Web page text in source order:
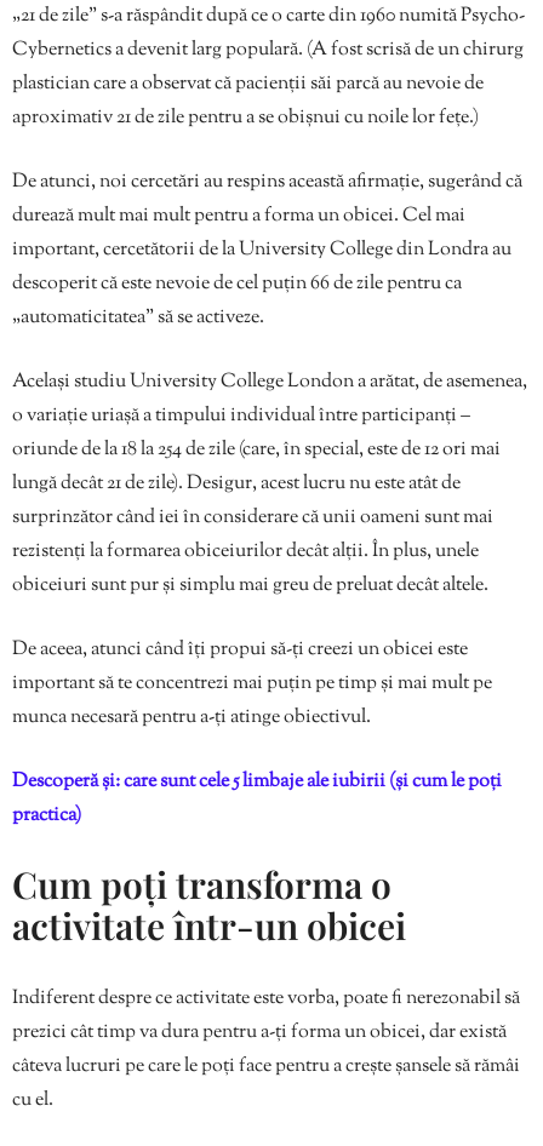
„21 de zile” s-a răspândit după ce o carte din 1960 numită Psycho-
Cybernetics a devenit larg populară. (A fost scrisă de un chirurg
plastician care a observat că pacienții săi parcă au nevoie de
aproximativ 21 de zile pentru a se obișnui cu noile lor fețe.)
De atunci, noi cercetări au respins această afirmație, sugerând că
durează mult mai mult pentru a forma un obicei. Cel mai
important, cercetătorii de la University College din Londra au
descoperit că este nevoie de cel puțin 66 de zile pentru ca
„automaticitatea” să se activeze.
Același studiu University College London a arătat, de asemenea,
o variație uriașă a timpului individual între participanți –
oriunde de la 18 la 254 de zile (care, în special, este de 12 ori mai
lungă decât 21 de zile). Desigur, acest lucru nu este atât de
surprinzător când iei în considerare că unii oameni sunt mai
rezistenți la formarea obiceiurilor decât alții. În plus, unele
obiceiuri sunt pur și simplu mai greu de preluat decât altele.
De aceea, atunci când îți propui să-ți creezi un obicei este
important să te concentrezi mai puțin pe timp și mai mult pe
munca necesară pentru a-ți atinge obiectivul.
Descoperă și: care sunt cele 5 limbaje ale iubirii (și cum le poți
practica)
Cum poți transforma o
activitate într-un obicei
Indiferent despre ce activitate este vorba, poate fi nerezonabil să
prezici cât timp va dura pentru a-ți forma un obicei, dar există
câteva lucruri pe care le poți face pentru a crește șansele să rămâi
cu el.